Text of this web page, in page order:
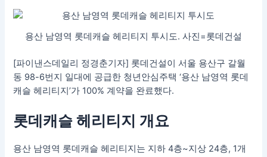
용산 남영역 롯데캐슬 헤리티지 투시도. 사진=롯데건설
[파이낸스데일리 정경춘기자] 롯데건설이 서울 용산구 갈월
동 98-6번지 일대에 공급한 청년안심주택 ‘용산 남영역 롯데
캐슬 헤리티지’가 100% 계약을 완료했다.
롯데캐슬 헤리티지 개요
용산 남영역 롯데캐슬 헤리티지는 지하 4층~지상 24층, 1개